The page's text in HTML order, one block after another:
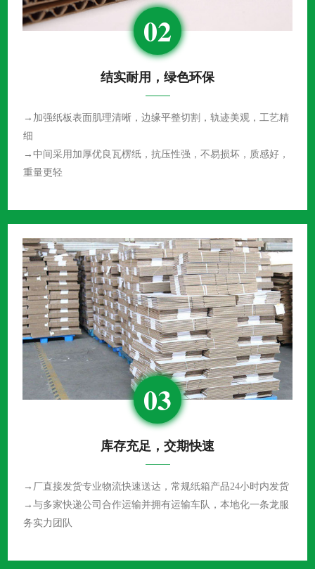
02
结实耐用，绿色环保
→加强纸板表面肌理清晰，边缘平整切割，轨迹美观，工艺精
细
→中间采用加厚优良瓦楞纸，抗压性强，不易损坏，质感好，
重量更轻
03
库存充足，交期快速
→厂直接发货专业物流快速送达，常规纸箱产品24小时内发货
→与多家快递公司合作运输并拥有运输车队，本地化一条龙服
务实力团队